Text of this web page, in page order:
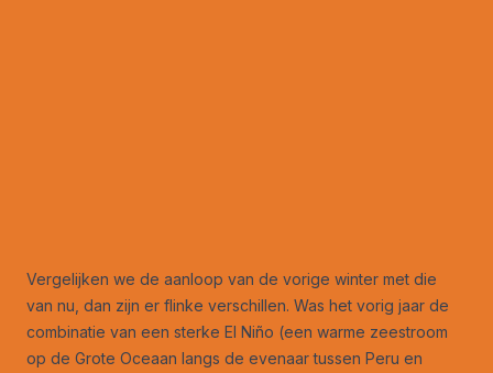
Vergelijken we de aanloop van de vorige winter met die
van nu, dan zijn er flinke verschillen. Was het vorig jaar de
combinatie van een sterke El Niño (een warme zeestroom
op de Grote Oceaan langs de evenaar tussen Peru en